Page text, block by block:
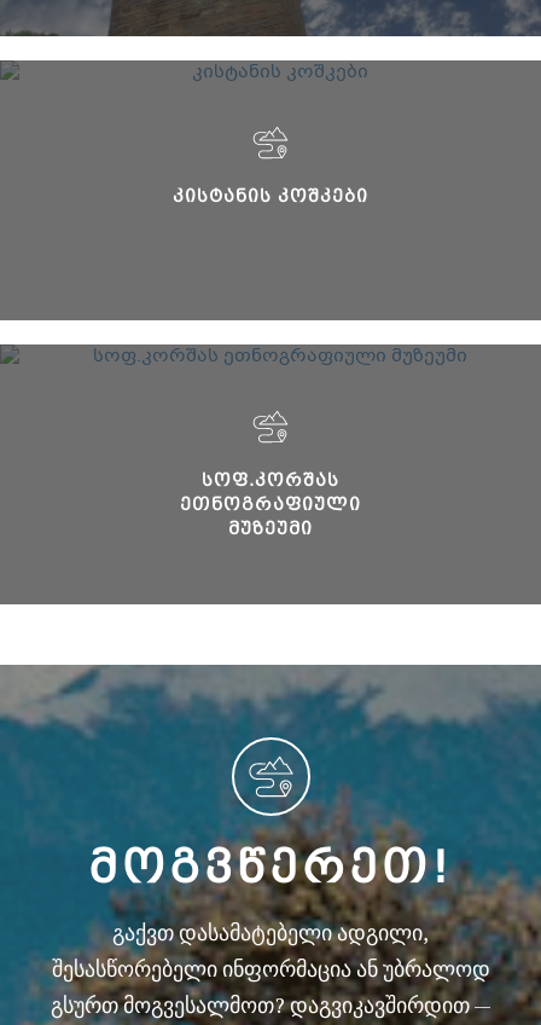
ᲙᲘᲡᲢᲐᲜᲘᲡ ᲙᲝᲨᲙᲔᲑᲘ
ᲡᲝᲤ.ᲙᲝᲠᲨᲐᲡ
ᲔᲗᲜᲝᲒᲠᲐᲤᲘᲣᲚᲘ
ᲛᲣᲖᲔᲣᲛᲘ
ᲛᲝᲒᲕᲬᲔᲠᲔᲗ!
გაქვთ დასამატებელი ადგილი,
შესასწორებელი ინფორმაცია ან უბრალოდ
გსურთ მოგვესალმოთ? დაგვიკავშირდით —